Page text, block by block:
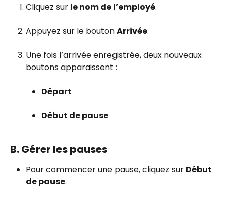
Cliquez sur le nom de l’employé.
Appuyez sur le bouton Arrivée.
Une fois l’arrivée enregistrée, deux nouveaux
boutons apparaissent :
Départ
Début de pause
B. Gérer les pauses
Pour commencer une pause, cliquez sur Début
de pause.